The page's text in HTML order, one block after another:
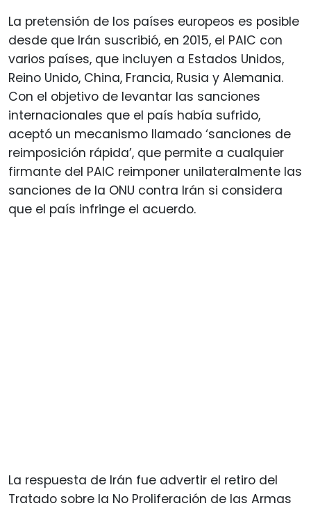
La pretensión de los países europeos es posible
desde que Irán suscribió, en 2015, el PAIC con
varios países, que incluyen a Estados Unidos,
Reino Unido, China, Francia, Rusia y Alemania.
Con el objetivo de levantar las sanciones
internacionales que el país había sufrido,
aceptó un mecanismo llamado ‘sanciones de
reimposición rápida’, que permite a cualquier
firmante del PAIC reimponer unilateralmente las
sanciones de la ONU contra Irán si considera
que el país infringe el acuerdo.
La respuesta de Irán fue advertir el retiro del
Tratado sobre la No Proliferación de las Armas